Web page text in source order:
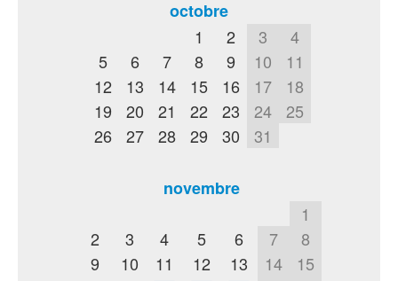
octobre
1
2 3
4
5
6 7 8 9 10
11
12
13 14 15 16 17
18
19
20 21 22 23 24
25
26
27 28 29 30 31
novembre
1
2
3 4 5 6 7
8
9
10 11 12 13 14
15